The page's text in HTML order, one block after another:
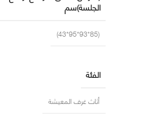
الجلسة)سم
(85*93*95*43)
الفئة
أثاث غرف المعيشة